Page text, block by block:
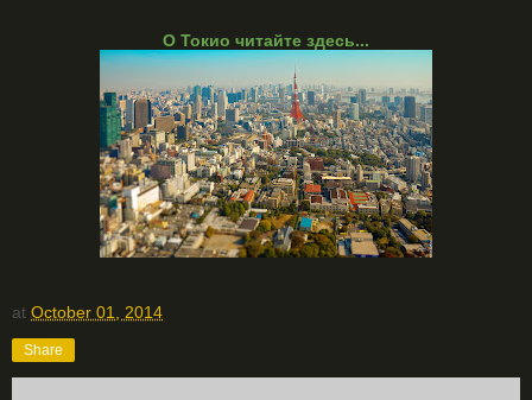
О Токио читайте здесь...
at October 01, 2014
Share